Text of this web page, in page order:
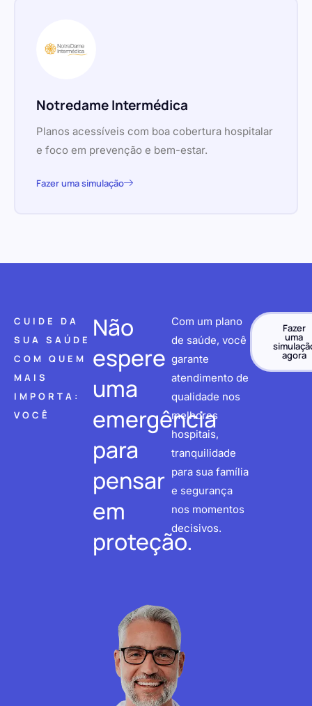
Notredame Intermédica
Planos acessíveis com boa cobertura hospitalar
e foco em prevenção e bem-estar.
Fazer uma simulação
CUIDE DA
SUA SAÚDE
COM QUEM
MAIS
IMPORTA:
VOCÊ
Não
espere
uma
emergência
para
pensar
em
proteção.
Com um plano
de saúde, você
garante
atendimento de
qualidade nos
melhores
hospitais,
tranquilidade
para sua família
e segurança
nos momentos
decisivos.
Fazer
uma
agora